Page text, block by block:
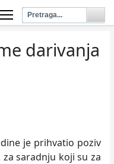
darivanja
je prihvatio poziv
saradnju koji su za